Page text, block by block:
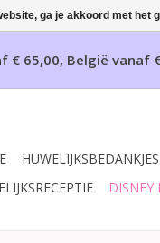
€ 65,00, België vanaf
HUWELIJKSBEDANKJES
DISNEY
ga je akkoord met